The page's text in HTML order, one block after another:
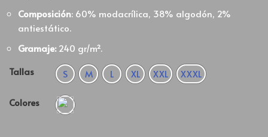
Composición: 60% modacrílica, 38% algodón, 2%
antiestático.
Gramaje:240 gr/m².
Tallas
S M L XL XXL XXXL
Colores